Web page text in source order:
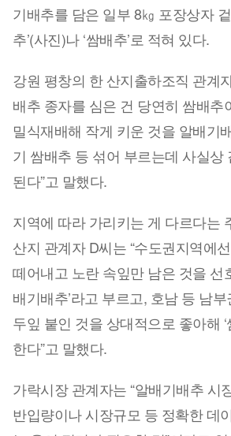
기배추를 담은 일부 8㎏ 포장상자
추’(사진)나 ‘쌈배추’로 적혀 있다.
강원 평창의 한 산지출하조직 관계
배추 종자를 심은 건 당연히 쌈배추
밀식재배해 작게 키운 것을 알배기
기 쌈배추 등 섞어 부르는데 사실상
된다”고 말했다.
지역에 따라 가리키는 게 다르다는
산지 관계자 D씨는 “수도권지역에
떼어내고 노란 속잎만 남은 것을 선
배기배추’라고 부르고, 호남 등 남
두잎 붙인 것을 상대적으로 좋아해 ‘
한다”고 말했다.
가락시장 관계자는 “알배기배추 시
반입량이나 시장규모 등 정확한 데